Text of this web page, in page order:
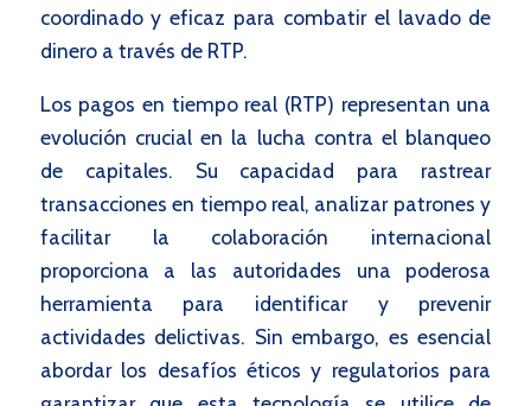
coordinado y eficaz para combatir el lavado de
dinero a través de RTP.
Los pagos en tiempo real (RTP) representan una
evolución crucial en la lucha contra el blanqueo
de capitales. Su capacidad para rastrear
transacciones en tiempo real, analizar patrones y
facilitar la colaboración internacional
proporciona a las autoridades una poderosa
herramienta para identificar y prevenir
actividades delictivas. Sin embargo, es esencial
abordar los desafíos éticos y regulatorios para